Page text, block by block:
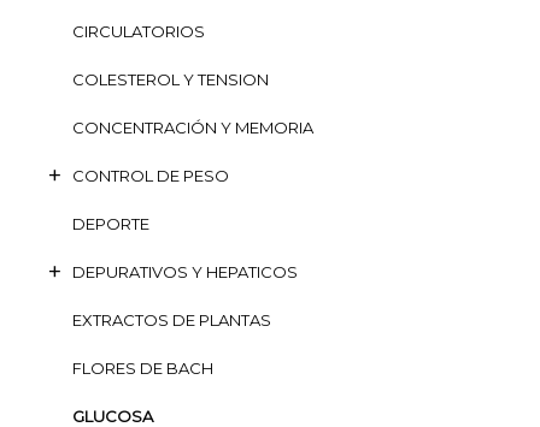
CIRCULATORIOS
COLESTEROL Y TENSION
CONCENTRACIÓN Y MEMORIA
CONTROL DE PESO
DEPORTE
DEPURATIVOS Y HEPATICOS
EXTRACTOS DE PLANTAS
FLORES DE BACH
GLUCOSA